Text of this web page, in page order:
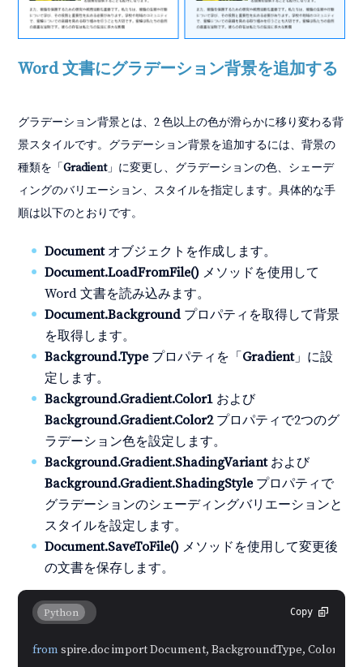
Word 文書にグラデーション背景を追加する
グラデーション背景とは、2 色以上の色が滑らかに移り変わる背
景スタイルです。グラデーション背景を追加するには、背景の
種類を「Gradient」に変更し、グラデーションの色、シェーデ
ィングのバリエーション、スタイルを指定します。具体的な手
順は以下のとおりです。
Documentオブジェクトを作成します。
Document.LoadFromFile() メソッドを使用して
Word 文書を読み込みます。
Document.Background プロパティを取得して背景
を取得します。
Background.Typeプロパティを「Gradient」に設
定します。
Background.Gradient.Color1 および
Background.Gradient.Color2プロパティで2つのグ
ラデーション色を設定します。
Background.Gradient.ShadingVariantおよび
Background.Gradient.ShadingStyleプロパティで
グラデーションのシェーディングバリエーションと
スタイルを設定します。
Document.SaveToFile() メソッドを使用して変更後
の文書を保存します。
Python Copy
from spire.doc import Document, BackgroundType, Color,